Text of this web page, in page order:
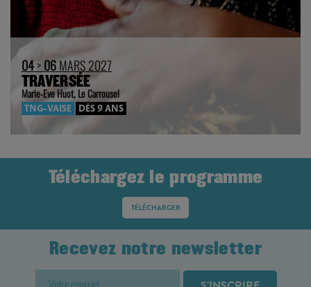
04>06MARS 2027
TRAVERSÉE
Marie-Eve Huot, Le Carrousel
TNG-VAISE DÈS 9 ANS
Téléchargez le programme
TÉLÉCHARGER
Recevez notre newsletter